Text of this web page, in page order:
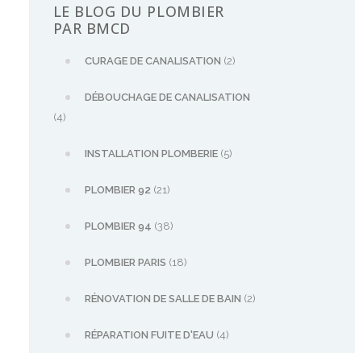
LE BLOG DU PLOMBIER
PAR BMCD
CURAGE DE CANALISATION (2)
DÉBOUCHAGE DE CANALISATION
(4)
INSTALLATION PLOMBERIE(5)
PLOMBIER 92 (21)
PLOMBIER 94 (38)
PLOMBIER PARIS (18)
RÉNOVATION DE SALLE DE BAIN (2)
RÉPARATION FUITE D'EAU (4)